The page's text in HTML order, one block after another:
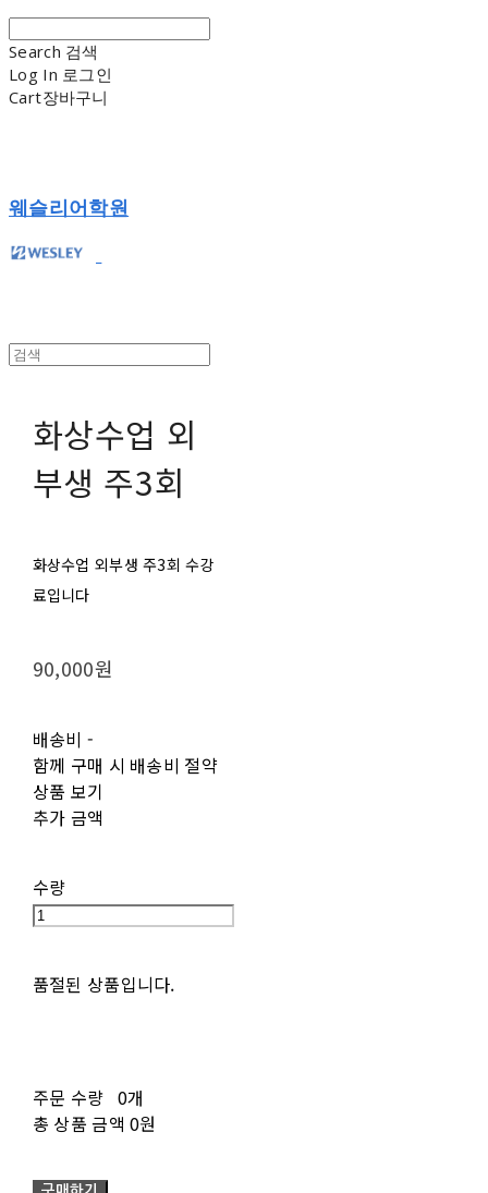
Search 검색
Log In 로그인
Cart장바구니
웨슬리어학원
화상수업 외
부생 주3회
화상수업 외부생 주3회 수강
료입니다
90,000원
배송비 -
함께 구매 시 배송비 절약
상품 보기
추가 금액
수량
품절된 상품입니다.
주문 수량 0개
총 상품 금액 0원